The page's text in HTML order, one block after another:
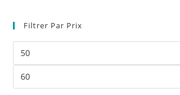
Filtrer Par Prix